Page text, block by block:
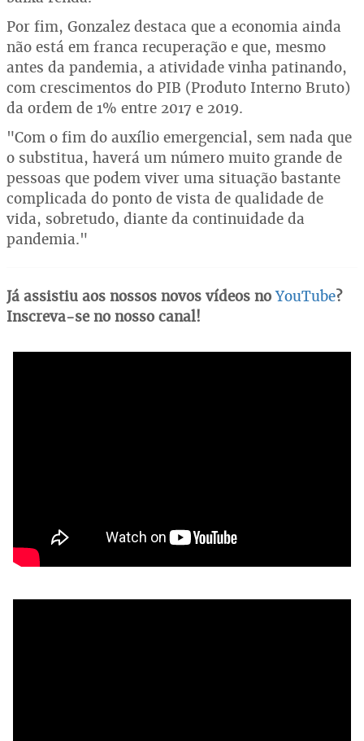
Por fim, Gonzalez destaca que a economia ainda
não está em franca recuperação e que, mesmo
antes da pandemia, a atividade vinha patinando,
com crescimentos do PIB (Produto Interno Bruto)
da ordem de 1% entre 2017 e 2019.
"Com o fim do auxílio emergencial, sem nada que
o substitua, haverá um número muito grande de
pessoas que podem viver uma situação bastante
complicada do ponto de vista de qualidade de
vida, sobretudo, diante da continuidade da
pandemia."
Já assistiu aos nossos novos vídeos noYouTube?
Inscreva-se no nosso canal!